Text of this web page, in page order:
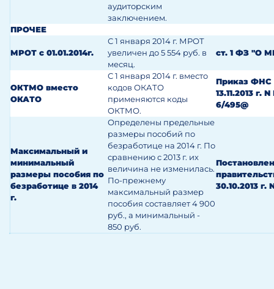
аудиторским
заключением.
ПРОЧЕЕ
МРОТ с 01.01.2014г.
С 1 января 2014 г. МРОТ
увеличен до 5 554 руб. в
месяц.
ст. 1 ФЗ "О
ОКТМО вместо
ОКАТО
С 1 января 2014 г. вместо
кодов ОКАТО
применяются коды
ОКТМО.
Приказ ФНС
13.11.2013 г.
6/495@
Максимальный и
минимальный
размеры пособия по
безработице в 2014
г.
Определены предельные
размеры пособий по
безработице на 2014 г. По
сравнению с 2013 г. их
величина не изменилась.
По-прежнему
максимальный размер
пособия составляет 4 900
руб., а минимальный -
850 руб.
30.10.2013 г.